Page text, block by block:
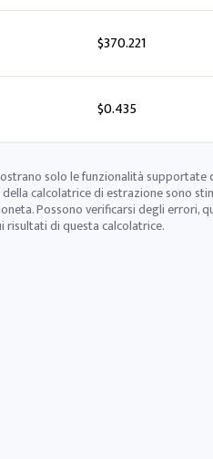
$370.221
$0.435
solo le funzionalità
calcolatrice di estrazione sono
Possono verificarsi degli errori,
risultati di questa calcolatrice.